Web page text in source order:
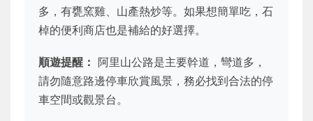
多，有甕窯雞、山產熱炒等。如果想簡單吃，石
棹的便利商店也是補給的好選擇。
順遊提醒： 阿里山公路是主要幹道，彎道多，
請勿隨意路邊停車欣賞風景，務必找到合法的停
車空間或觀景台。